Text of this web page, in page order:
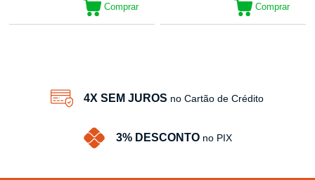
Comprar Comprar
4X SEM JUROS no Cartão de Crédito
3% DESCONTO no PIX